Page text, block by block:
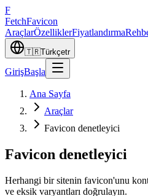
F
FetchFavicon
AraçlarÖzelliklerFiyatlandırma
🇹🇷Türkçetr
GirişBaşla
Ana Sayfa
Araçlar
Favicon denetleyici
Favicon denetleyici
Herhangi bir sitenin favicon'unu
ve eksik varyantları doğrulayın.